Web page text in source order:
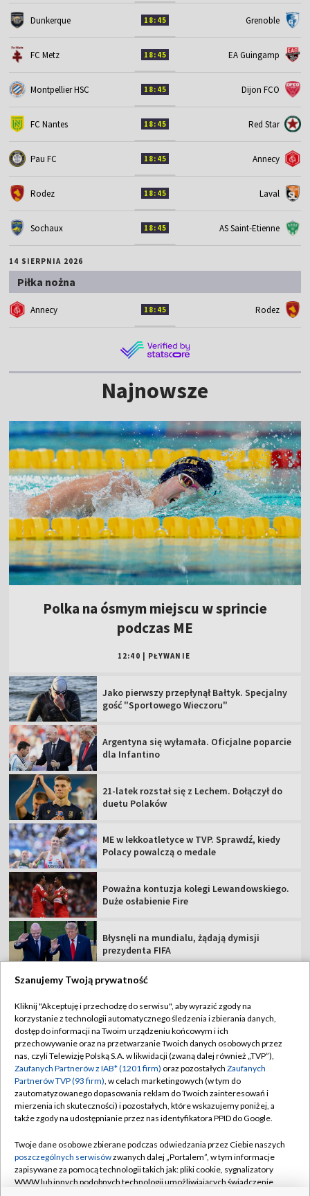
Dunkerque 18:45 Grenoble
FC Metz 18:45 EA Guingamp
Montpellier HSC 18:45 Dijon FCO
FC Nantes 18:45 Red Star
Pau FC 18:45 Annecy
Rodez 18:45 Laval
Sochaux 18:45 AS Saint-Etienne
14 SIERPNIA 2026
Piłka nożna
Annecy 18:45 Rodez
Najnowsze
Polka na ósmym miejscu w sprincie
podczas ME
12:40 PŁYWANIE
Jako pierwszy przepłynął Bałtyk. Specjalny
gość "Sportowego Wieczoru"
Argentyna się wyłamała. Oficjalne poparcie
dla Infantino
21-latek rozstał się z Lechem. Dołączył do
duetu Polaków
ME w lekkoatletyce w TVP. Sprawdź, kiedy
Polacy powalczą o medale
Poważna kontuzja kolegi Lewandowskiego.
Duże osłabienie Fire
Błysnęli na mundialu, żądają dymisji
prezydenta FIFA
TVP
Abonament TVP
Sklep TVP
Biuro Reklamy
Oferta Handlowa
Emisja w TVP
Rada Programowa
Regulamin TVP
Polityka prywatności
Moje zgody
Biuro reklamy
Kanały
Szanujemy Twoją prywatność
Kliknij "Akceptuję i przechodzę do serwisu", aby wyrazić zgody na
korzystanie z technologii automatycznego śledzenia i zbierania danych,
dostęp do informacji na Twoim urządzeniu końcowym i ich
przechowywanie oraz na przetwarzanie Twoich danych osobowych przez
nas, czyli Telewizję Polską S.A. w likwidacji (zwaną dalej również „TVP”),
Zaufanych Partnerów z IAB* (1201 firm) oraz pozostałych Zaufanych
Partnerów TVP (93 firm), w celach marketingowych (w tym do
zautomatyzowanego dopasowania reklam do Twoich zainteresowań i
mierzenia ich skuteczności) i pozostałych, które wskazujemy poniżej, a
także zgody na udostępnianie przez nas identyfikatora PPID do Google.
Twoje dane osobowe zbierane podczas odwiedzania przez Ciebie naszych
poszczególnych serwisówzwanych dalej „Portalem”, w tym informacje
zapisywane za pomocą technologii takich jak: pliki cookie, sygnalizatory
WWW lub innych podobnych technologii umożliwiających świadczenie